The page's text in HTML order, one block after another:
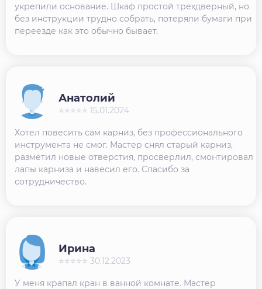
укрепили основание. Шкаф простой трехдверный, но
без инструкции трудно собрать, потеряли бумаги при
переезде как это обычно бывает.
Хотел повесить сам карниз, без профессионального
инструмента не смог. Мастер снял старый карниз,
разметил новые отверстия, просверлил, смонтировал
лапы карниза и навесил его. Спасибо за
сотрудничество.
Анатолий
⭐⭐⭐⭐⭐ 15.01.2024
У меня крапал кран в ванной комнате. Мастер
Ирина
⭐⭐⭐⭐⭐ 30.12.2023